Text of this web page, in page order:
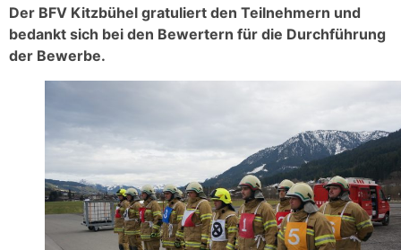
Der BFV Kitzbühel gratuliert den Teilnehmern und
bedankt sich bei den Bewertern für die Durchführung
der Bewerbe.